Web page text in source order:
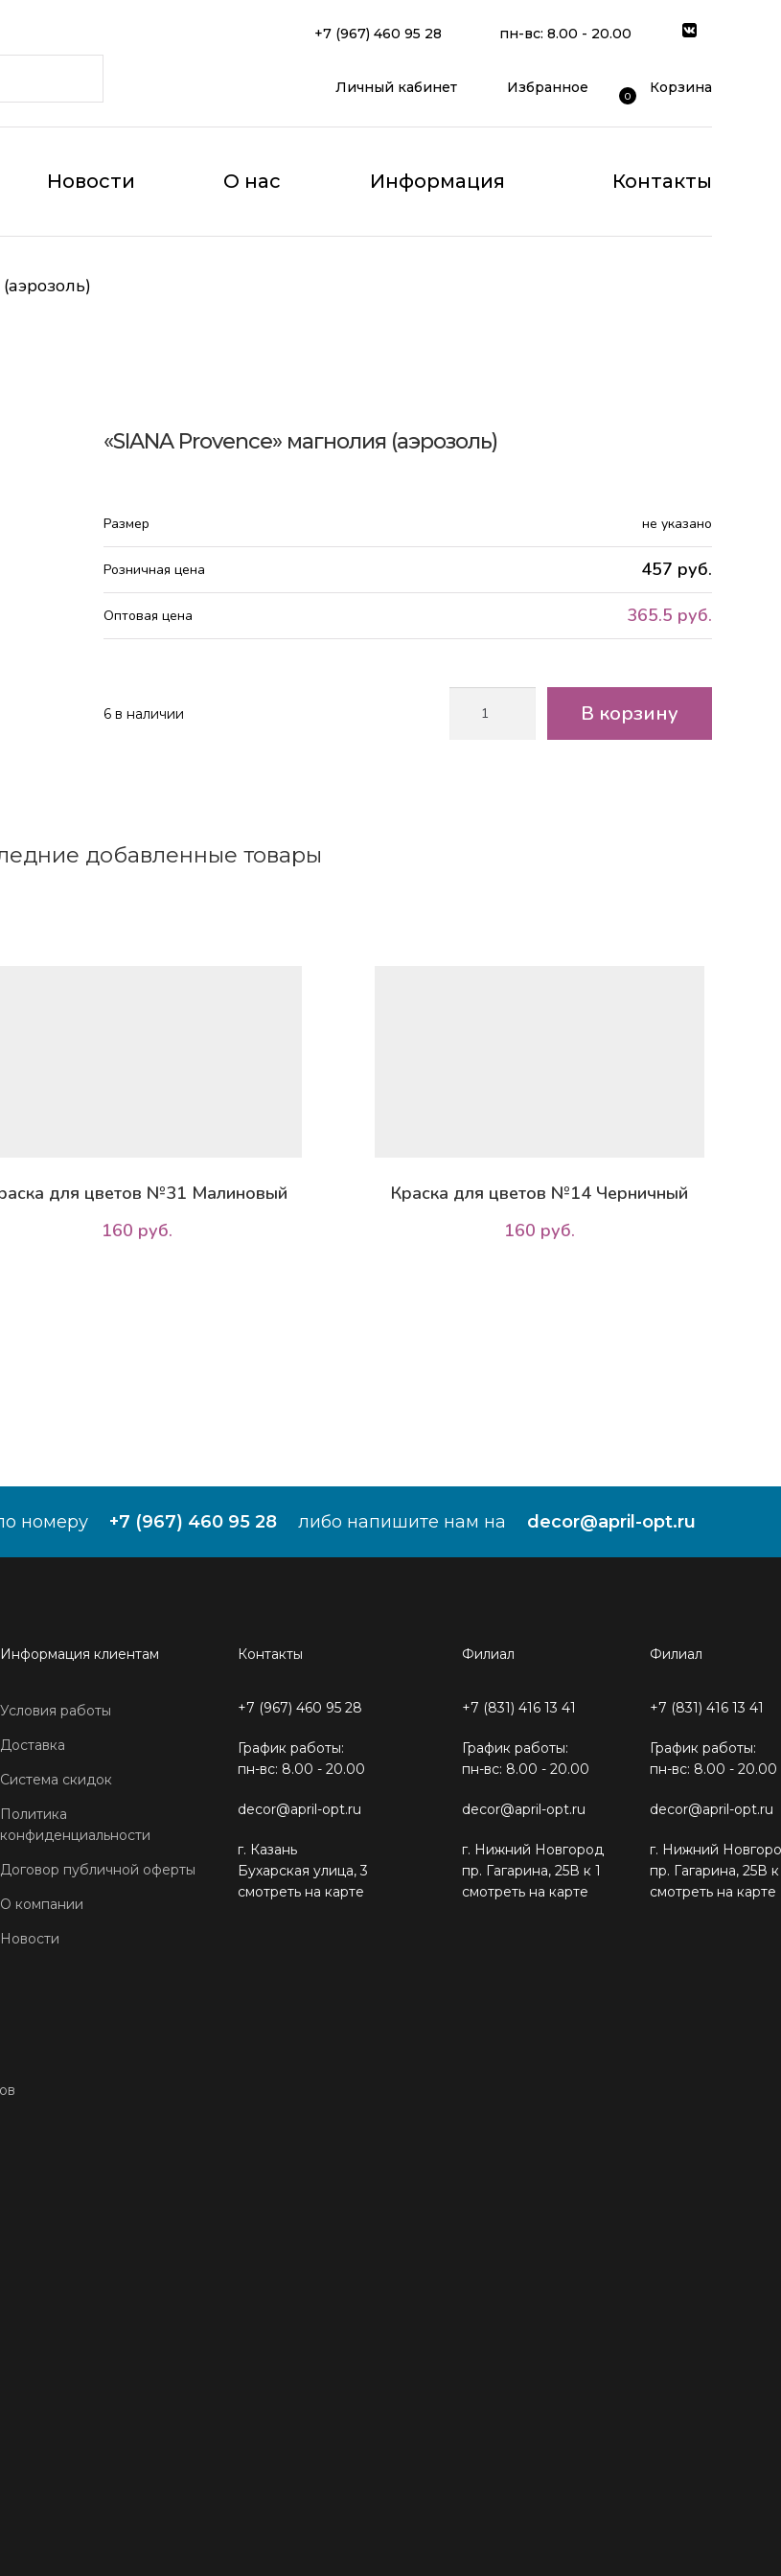
+7 (967) 460 95 28 пн-вс: 8.00 - 20.00
Личный кабинет Избранное
0
Корзина
Новости О нас Информация Контакты
«SIANA Provence» магнолия (аэрозоль)
Размер не указано
Розничная цена 457 руб.
Оптовая цена 365.5 руб.
6 в наличии
товара
В корзину
добавленные товары
для цветов №31 Малиновый
160 руб.
Краска для цветов №14 Черничный
160 руб.
номеру +7 (967) 460 95 28 либо напишите нам на decor@april-opt.ru
Информация клиентам
Условия работы
Доставка
Система скидок
Политика
конфиденциальности
Договор публичной оферты
О компании
Новости
Контакты
+7 (967) 460 95 28
График работы:
пн-вс: 8.00 - 20.00
decor@april-opt.ru
г. Казань
Бухарская улица, 3
смотреть на карте
Филиал
+7 (831) 416 13 41
График работы:
пн-вс: 8.00 - 20.00
decor@april-opt.ru
г. Нижний Новгород
пр. Гагарина, 25В к 1
смотреть на карте
Филиал
+7 (831) 416 13 41
График работы:
пн-вс: 8.00 - 20.00
decor@april-opt.ru
г. Нижний
пр. Гагарина, 25В к
смотреть на карте